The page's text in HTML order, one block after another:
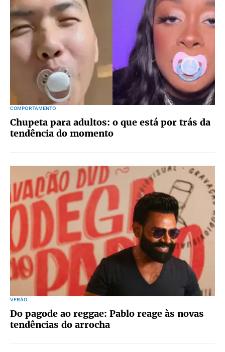
COMPORTAMENTO
Chupeta para adultos: o que está por trás da
tendência do momento
VERÃO
Do pagode ao reggae: Pablo reage às novas
tendências do arrocha